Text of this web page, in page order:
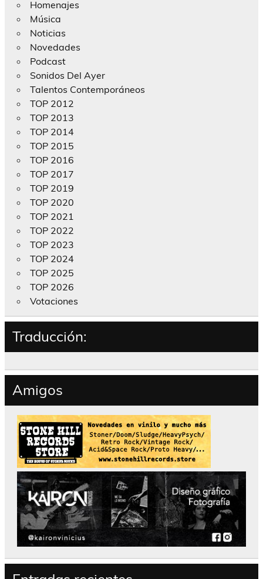
Homenajes
Música
Noticias
Novedades
Podcast
Sonidos Del Ayer
Talentos Contemporáneos
TOP 2012
TOP 2013
TOP 2014
TOP 2015
TOP 2016
TOP 2017
TOP 2019
TOP 2020
TOP 2021
TOP 2022
TOP 2023
TOP 2024
TOP 2025
TOP 2026
Votaciones
Traducción:
Amigos